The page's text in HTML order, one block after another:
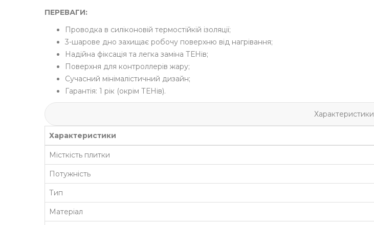
ПЕРЕВАГИ:
Проводка в силіконовій термостійкій ізоляції;
3-шарове дно захищає робочу поверхню від нагрівання;
Надійна фіксація та легка заміна ТЕНів;
Поверхня для контроллерів жару;
Сучасний мінімалістичний дизайн;
Гарантія: 1 рік (окрім ТЕНів).
Характеристики
Характеристики
Місткість плитки
Потужність
Тип
Матеріал